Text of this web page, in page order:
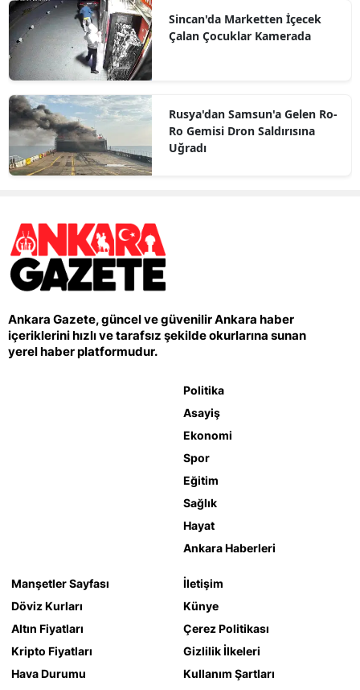
Sincan'da Marketten İçecek
Çalan Çocuklar Kamerada
Rusya'dan Samsun'a Gelen Ro-
Ro Gemisi Dron Saldırısına
Uğradı
Ankara Gazete, güncel ve güvenilir Ankara haber
içeriklerini hızlı ve tarafsız şekilde okurlarına sunan
yerel haber platformudur.
Politika
Asayiş
Ekonomi
Spor
Eğitim
Sağlık
Hayat
Ankara Haberleri
Manşetler Sayfası
Döviz Kurları
Altın Fiyatları
Kripto Fiyatları
Hava Durumu
İletişim
Künye
Çerez Politikası
Gizlilik İlkeleri
Kullanım Şartları